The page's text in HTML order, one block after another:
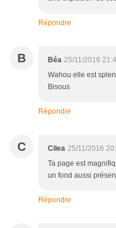
Répondre
B Béa 25/11/2016
Wahou elle est
Bisous
Répondre
C Cilea 25/11/2016
Ta page est
un fond aussi
Répondre